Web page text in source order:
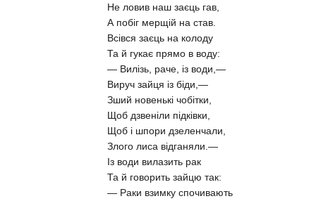
Не ловив наш заєць гав,
А побіг мерщій на став.
Всівся заєць на колоду
Та й гукає прямо в воду:
— Вилізь, раче, із води,—
Вируч зайця із біди,—
Зший новенькі чобітки,
Щоб дзвеніли підківки,
Щоб і шпори дзеленчали,
Злого лиса відганяли.—
Із води вилазить рак
Та й говорить зайцю так:
— Раки взимку спочивають